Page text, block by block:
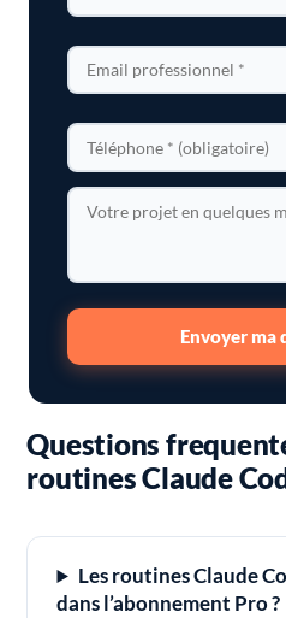
Envoyer ma
Questions
routines Claude
Les routines Claude
dans l’abonnement Pro ?